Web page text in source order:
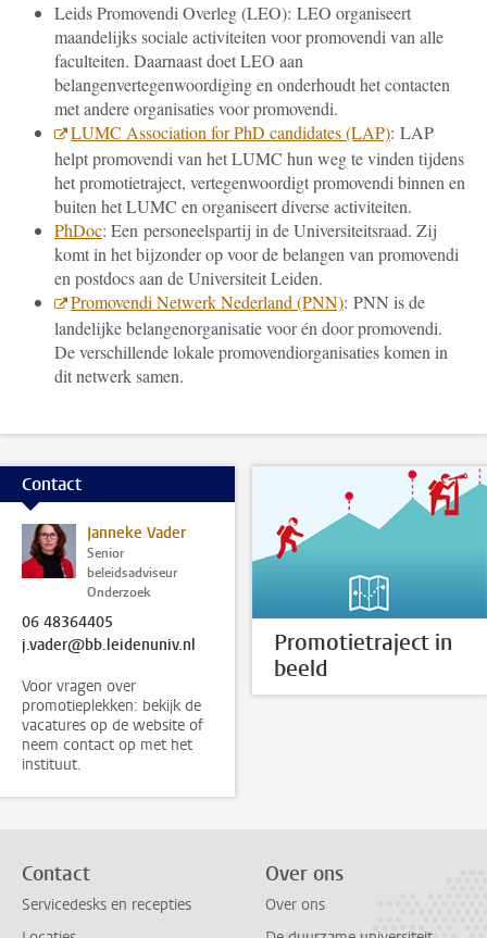
Leids Promovendi Overleg (LEO): LEO organiseert
maandelijks sociale activiteiten voor promovendi van alle
faculteiten. Daarnaast doet LEO aan
belangenvertegenwoordiging en onderhoudt het contacten
met andere organisaties voor promovendi.
LUMC Association for PhD candidates (LAP): LAP
helpt promovendi van het LUMC hun weg te vinden tijdens
het promotietraject, vertegenwoordigt promovendi binnen en
buiten het LUMC en organiseert diverse activiteiten.
PhDoc: Een personeelspartij in de Universiteitsraad. Zij
komt in het bijzonder op voor de belangen van promovendi
en postdocs aan de Universiteit Leiden.
Promovendi Netwerk Nederland (PNN): PNN is de
landelijke belangenorganisatie voor én door promovendi.
De verschillende lokale promovendiorganisaties komen in
dit netwerk samen.
Contact
Janneke Vader
Senior
beleidsadviseur
Onderzoek
06 48364405
j.vader@bb.leidenuniv.nl
Voor vragen over
promotieplekken: bekijk de
vacatures op de website of
neem contact op met het
instituut.
Promotietraject in
beeld
Contact
Servicedesks en recepties
Over ons
Over ons